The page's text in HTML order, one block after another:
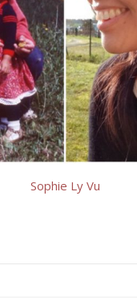
Sophie Ly Vu